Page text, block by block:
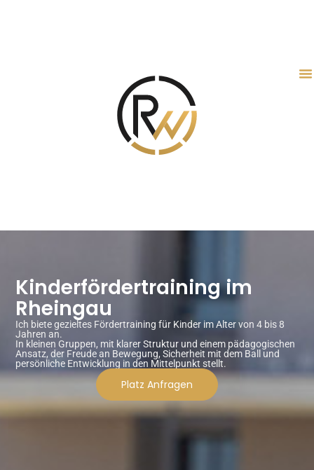
Kinderfördertraining im
Rheingau
Ich biete gezieltes Fördertraining für Kinder im Alter von 4 bis 8
Jahren an.
In kleinen Gruppen, mit klarer Struktur und einem pädagogischen
Ansatz, der Freude an Bewegung, Sicherheit mit dem Ball und
persönliche Entwicklung in den Mittelpunkt stellt.
Platz Anfragen